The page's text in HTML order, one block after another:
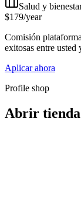
Salud y
$179/year
Comisión
exitosas entre usted
Aplicar ahora
Profile shop
Abrir